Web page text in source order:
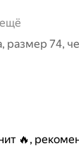
Харизма, размер
🔥,